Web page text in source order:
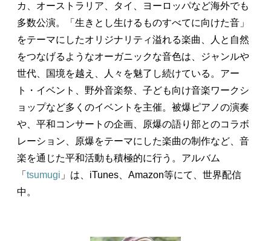
カ、オーストラリア、タイ、ヨーロッパなど海外でも
多数公演。「生きとし生けるものすべてに向けた音」
をテーマにしたオリジナリティ溢れる楽曲、人と自然
をつなげるようなオーガニックな音色は、ジャンルや
世代、国境を越え、人々を魅了し続けている。アー
ト・イベント、野外音楽祭、子ども向け音楽ワークシ
ョップなど多くのイベントを主催。被爆ピアノの演奏
や、平和コンサートの企画、原爆の語り部とのコラボ
レーション、原爆をテーマにした楽曲の制作など、音
楽を通じた平和活動も積極的に行う。アルバム
「 tsumugi 」は、iTunes、Amazon等にて、世界配信
中。